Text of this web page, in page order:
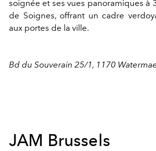
soignée et ses vues panoramiques à
de Soignes, offrant un cadre
aux portes de la ville.
Bd du Souverain 25/1, 1170
JAM Brussels